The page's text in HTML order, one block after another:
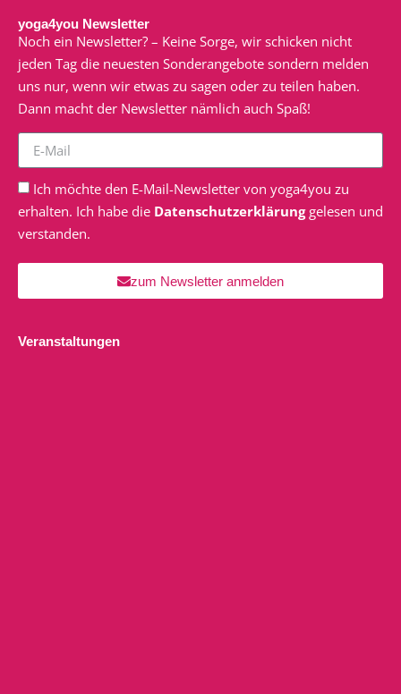
yoga4you Newsletter
Noch ein Newsletter? – Keine Sorge, wir schicken nicht
jeden Tag die neuesten Sonderangebote sondern melden
uns nur, wenn wir etwas zu sagen oder zu teilen haben.
Dann macht der Newsletter nämlich auch Spaß!
Ich möchte den E-Mail-Newsletter von yoga4you zu
erhalten. Ich habe die Datenschutzerklärunggelesen und
verstanden.
zum Newsletter anmelden
Veranstaltungen